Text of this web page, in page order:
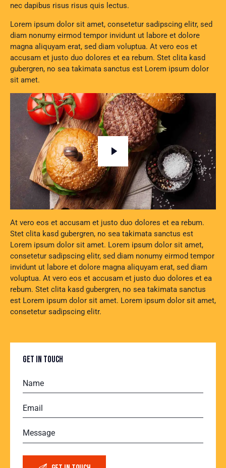
nec dapibus risus risus quis lectus.
Lorem ipsum dolor sit amet, consetetur sadipscing elitr, sed
diam nonumy eirmod tempor invidunt ut labore et dolore
magna aliquyam erat, sed diam voluptua. At vero eos et
accusam et justo duo dolores et ea rebum. Stet clita kasd
gubergren, no sea takimata sanctus est Lorem ipsum dolor
sit amet.
At vero eos et accusam et justo duo dolores et ea rebum.
Stet clita kasd gubergren, no sea takimata sanctus est
Lorem ipsum dolor sit amet. Lorem ipsum dolor sit amet,
consetetur sadipscing elitr, sed diam nonumy eirmod tempor
invidunt ut labore et dolore magna aliquyam erat, sed diam
voluptua. At vero eos et accusam et justo duo dolores et ea
rebum. Stet clita kasd gubergren, no sea takimata sanctus
est Lorem ipsum dolor sit amet. Lorem ipsum dolor sit amet,
consetetur sadipscing elitr.
GET IN TOUCH